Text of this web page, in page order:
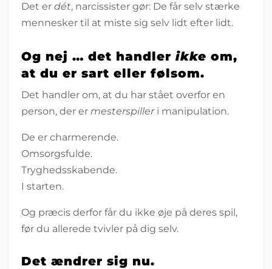
Det er dét, narcissister gør: De får selv stærke
mennesker til at miste sig selv lidt efter lidt.
Og nej … det handler ikke om,
at du er sart eller følsom.
Det handler om, at du har stået overfor en
person, der er mesterspilleri manipulation.
De er charmerende.
Omsorgsfulde.
Tryghedsskabende.
I starten.
Og præcis derfor får du ikke øje på deres spil,
før du allerede tvivler på dig selv.
Det ændrer sig nu.